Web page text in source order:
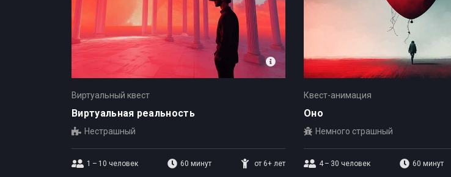
Виртуальный квест
Виртуальная реальность
Нестрашный
1 – 10 человек 60 минут от 6+ лет
Квест-анимация
Оно
Немного страшный
4 – 30 человек 60 минут